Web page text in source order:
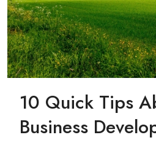
10 Quick Tips
Business